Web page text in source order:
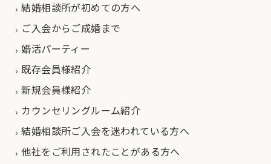
結婚相談所が初めての方へ
ご入会からご成婚まで
婚活パーティー
既存会員様紹介
新規会員様紹介
カウンセリングルーム紹介
結婚相談所ご入会を迷われている方へ
他社をご利用されたことがある方へ